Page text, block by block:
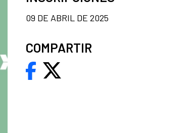
09 DE ABRIL DE 2025
COMPARTIR